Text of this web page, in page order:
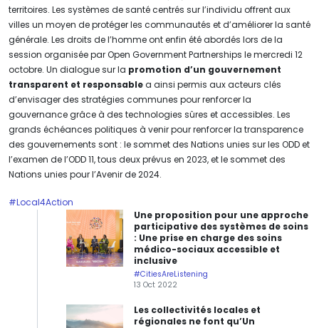
territoires. Les systèmes de santé centrés sur l’individu offrent aux
villes un moyen de protéger les communautés et d’améliorer la santé
générale. Les droits de l’homme ont enfin été abordés lors de la
session organisée par Open Government Partnerships le mercredi 12
octobre. Un dialogue sur la promotion d’un gouvernement
transparent et responsablea ainsi permis aux acteurs clés
d’envisager des stratégies communes pour renforcer la
gouvernance grâce à des technologies sûres et accessibles. Les
grands échéances politiques à venir pour renforcer la transparence
des gouvernements sont : le sommet des Nations unies sur les ODD et
l’examen de l’ODD 11, tous deux prévus en 2023, et le sommet des
Nations unies pour l’Avenir de 2024.
#Local4Action
Une proposition pour une approche
participative des systèmes de soins
: Une prise en charge des soins
médico-sociaux accessible et
inclusive
#CitiesAreListening
13 Oct 2022
Les collectivités locales et
régionales ne font qu’Un